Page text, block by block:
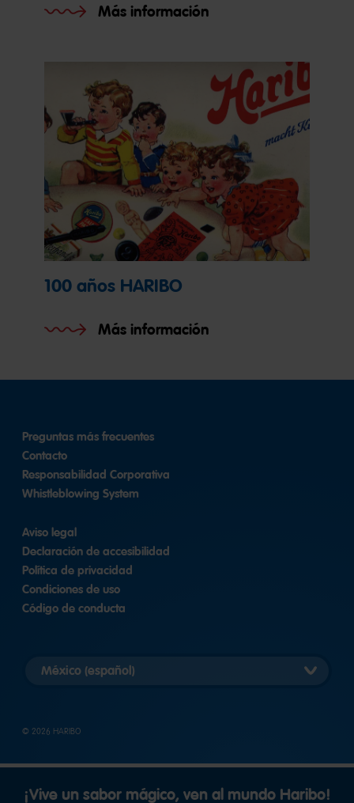
Más información
100 años HARIBO
Más información
Preguntas más frecuentes
Contacto
Responsabilidad Corporativa
Whistleblowing System
Aviso legal
Declaración de accesibilidad
Política de privacidad
Condiciones de uso
Código de conducta
versión
© 2026 HARIBO
¡Vive un sabor mágico, ven al mundo Haribo!